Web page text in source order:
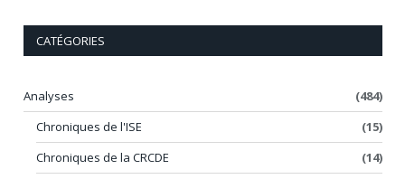
CATÉGORIES
Analyses
(484)
Chroniques de l'ISE
(15)
Chroniques de la CRCDE
(14)